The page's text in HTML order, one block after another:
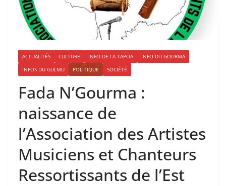
ACTUALITÉS CULTURE INFO DE LA TAPOA
INFO DU GOURMA
INFOS DU GULMU
POLITIQUE SOCIÉTÉ
Fada N’Gourma :
naissance de
l’Association des Artistes
Musiciens et Chanteurs
Ressortissants de l’Est